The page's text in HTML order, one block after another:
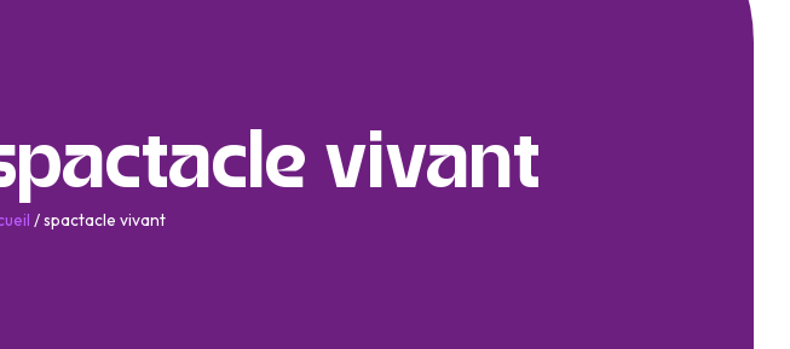
vivant
/spactacle vivant